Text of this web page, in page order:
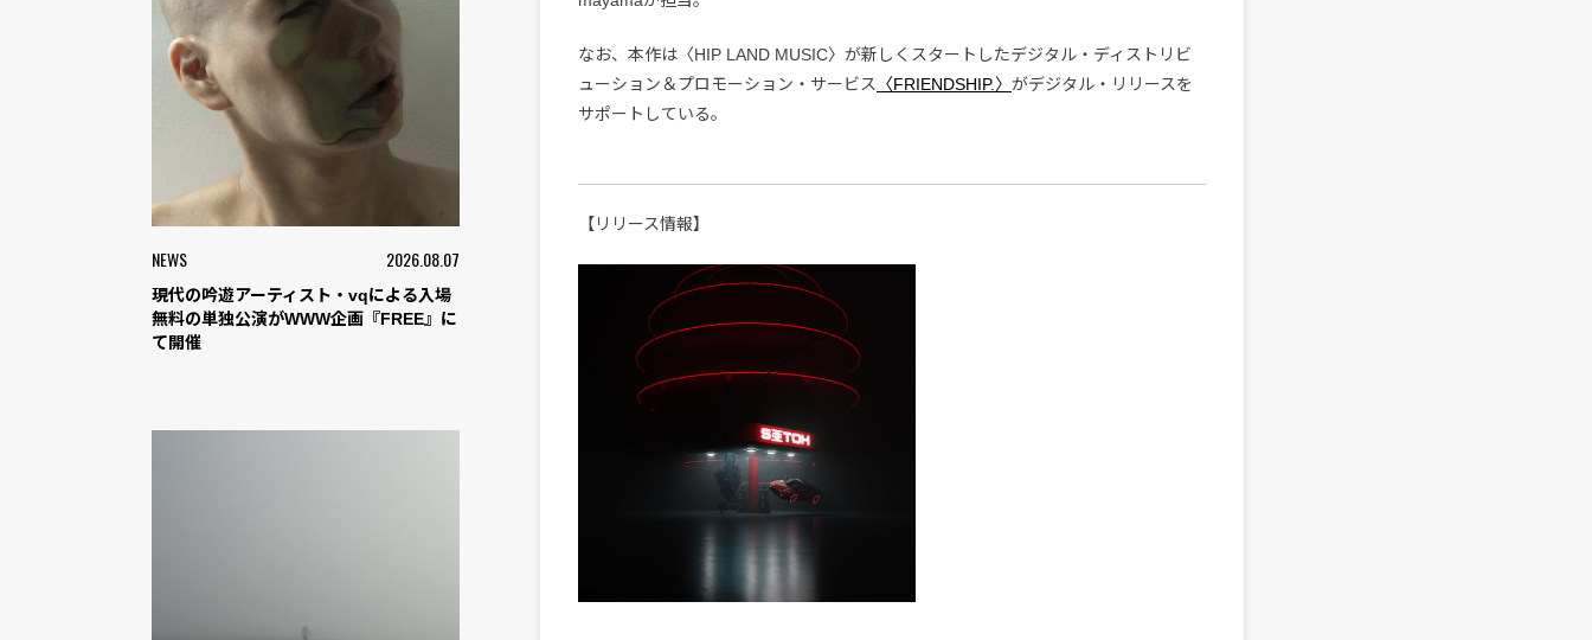
NEWS 2026.08.07
現代の吟遊アーティスト・vqによる入場
無料の単独公演がWWW企画『FREE』に
て開催
なお、本作は〈HIP LAND MUSIC〉が新しくスタートしたデジタル・ディストリビ
ューション＆プロモーション・サービス
〈FRIENDSHIP.〉 がデジタル・リリースを
サポートしている。
【リリース情報】